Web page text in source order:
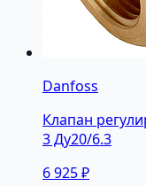
Danfoss
Клапан
3 Ду20/6.3
6 925 ₽